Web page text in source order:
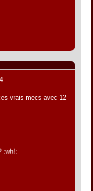
vrais mecs avec 12
:wh!: